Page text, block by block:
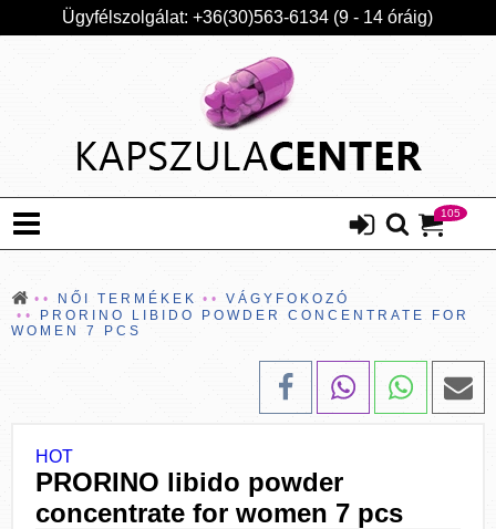
Ügyfélszolgálat: +36(30)563-6134 (9 - 14 óráig)
105
NŐI TERMÉKEK
VÁGYFOKOZÓ
PRORINO LIBIDO POWDER CONCENTRATE FOR
WOMEN 7 PCS
HOT
PRORINO libido powder
concentrate for women 7 pcs